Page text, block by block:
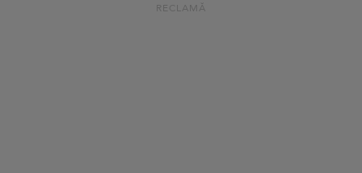
RECLAMĂ